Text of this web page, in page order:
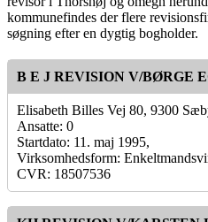
kommunefindes der flere
søgning efter en dygtig bogholder.
B E J REVISION V/BØRGE
Elisabeth Billes Vej 80, 9300
Ansatte: 0
Startdato: 11. maj 1995,
Virksomhedsform:
CVR: 18507536